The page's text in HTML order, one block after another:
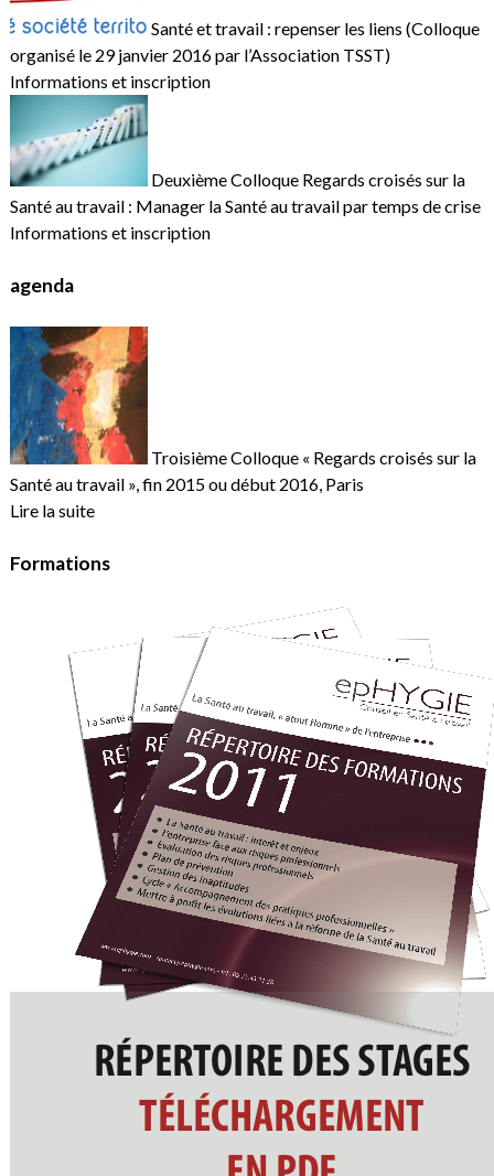
Santé et travail : repenser les liens (Colloque
organisé le 29 janvier 2016 par l’Association TSST)
Informations et inscription
Deuxième Colloque Regards croisés sur la
Santé au travail : Manager la Santé au travail par temps de crise
Informations et inscription
agenda
Troisième Colloque « Regards croisés sur la
Santé au travail », fin 2015 ou début 2016, Paris
Lire la suite
Formations